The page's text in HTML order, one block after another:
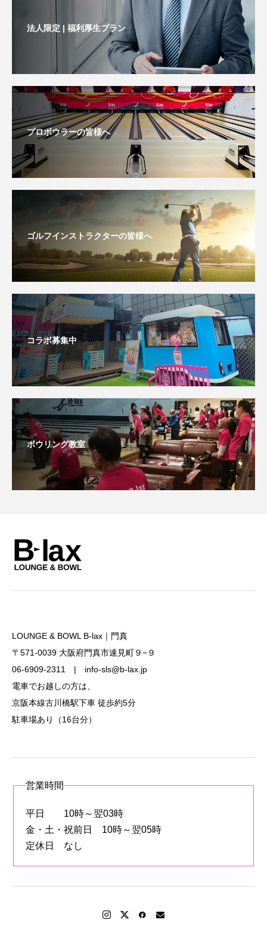
法人限定 | 福利厚生プラン
プロボウラーの皆様へ
ゴルフインストラクターの皆様へ
コラボ募集中
ボウリング教室
LOUNGE & BOWL B-lax｜門真
〒571-0039 大阪府門真市速見町９−９
06-6909-2311 | info-sls@b-lax.jp
電車でお越しの方は、
京阪本線古川橋駅下車 徒歩約5分
駐車場あり（16台分）
営業時間
平日 10時～翌03時
金・土・祝前日 10時～翌05時
定休日 なし